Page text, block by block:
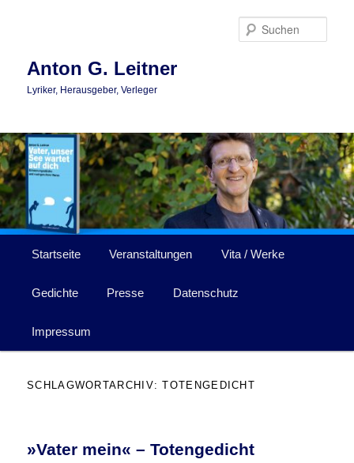
Anton G. Leitner
Lyriker, Herausgeber, Verleger
Startseite Veranstaltungen Vita / Werke
Gedichte Presse Datenschutz
Impressum
SCHLAGWORTARCHIV:TOTENGEDICHT
»Vater mein« – Totengedicht